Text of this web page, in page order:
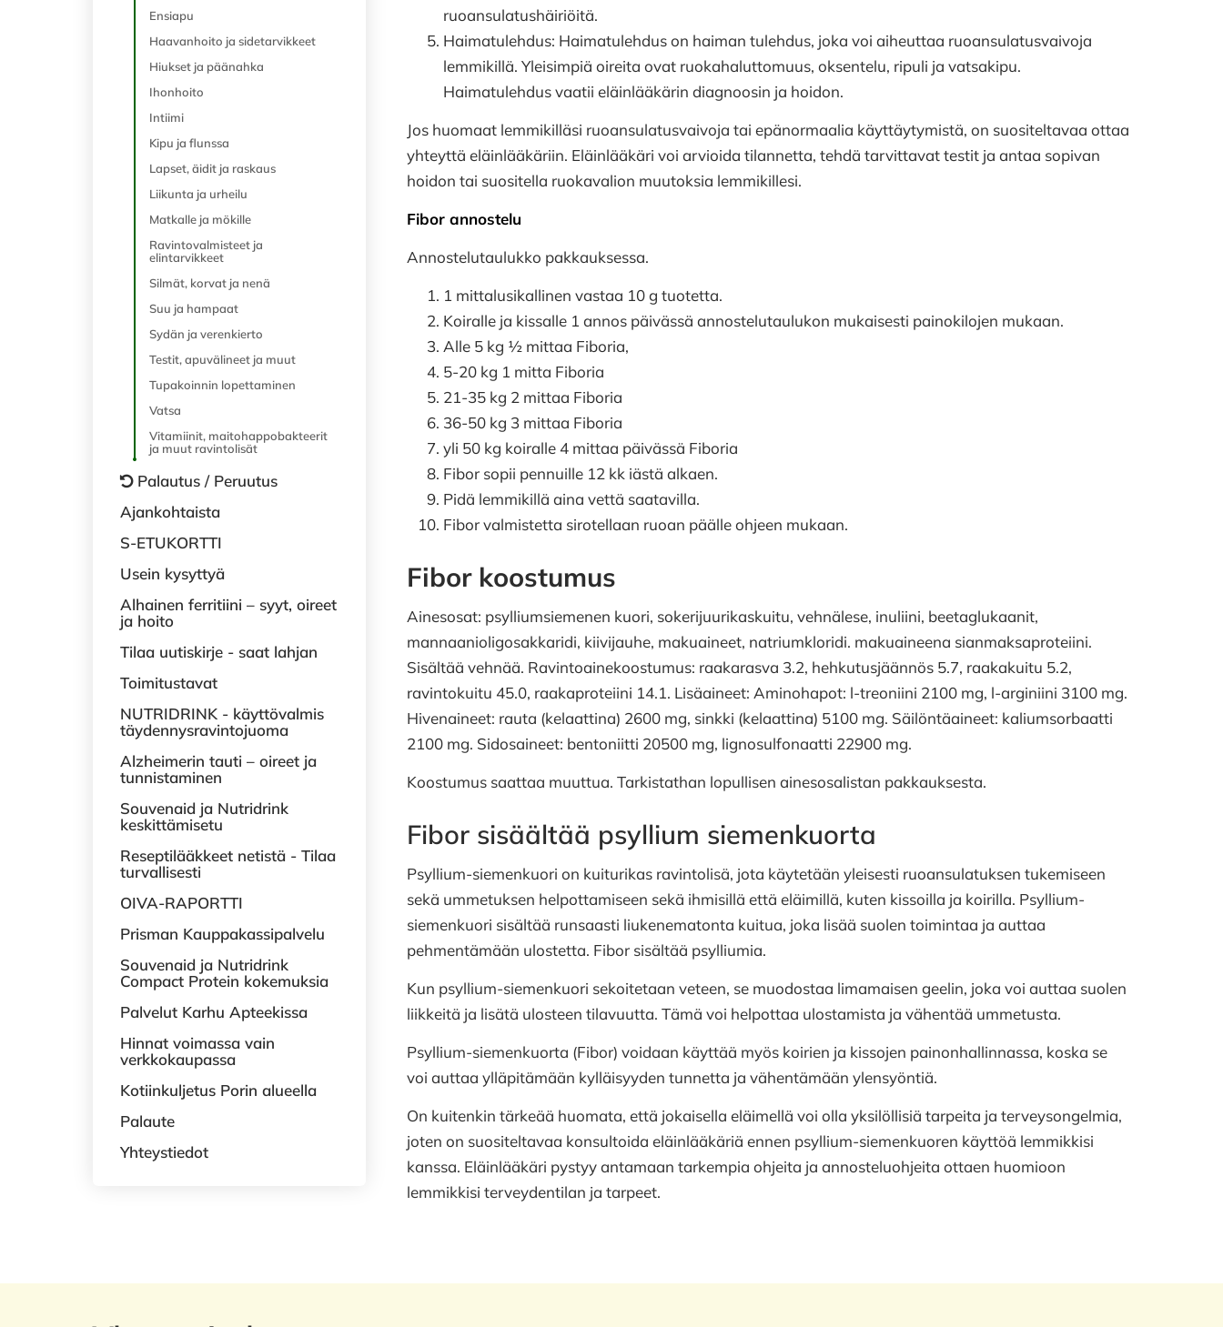
Ensiapu
Haavanhoito ja sidetarvikkeet
Hiukset ja päänahka
Ihonhoito
Intiimi
Kipu ja flunssa
Lapset, äidit ja raskaus
Liikunta ja urheilu
Matkalle ja mökille
Ravintovalmisteet ja
elintarvikkeet
Silmät, korvat ja nenä
Suu ja hampaat
Sydän ja verenkierto
Testit, apuvälineet ja muut
Tupakoinnin lopettaminen
Vatsa
Vitamiinit, maitohappobakteerit
ja muut ravintolisät
Palautus / Peruutus
Ajankohtaista
S-ETUKORTTI
Usein kysyttyä
Alhainen ferritiini – syyt, oireet
ja hoito
Tilaa uutiskirje - saat lahjan
Toimitustavat
NUTRIDRINK - käyttövalmis
täydennysravintojuoma
Alzheimerin tauti – oireet ja
tunnistaminen
Souvenaid ja Nutridrink
keskittämisetu
Reseptilääkkeet netistä - Tilaa
turvallisesti
OIVA-RAPORTTI
Prisman Kauppakassipalvelu
Souvenaid ja Nutridrink
Compact Protein kokemuksia
Palvelut Karhu Apteekissa
Hinnat voimassa vain
verkkokaupassa
Kotiinkuljetus Porin alueella
Palaute
Yhteystiedot
ruoansulatushäiriöitä.
Haimatulehdus: Haimatulehdus on haiman tulehdus, joka voi aiheuttaa ruoansulatusvaivoja
lemmikillä. Yleisimpiä oireita ovat ruokahaluttomuus, oksentelu, ripuli ja vatsakipu.
Haimatulehdus vaatii eläinlääkärin diagnoosin ja hoidon.
Jos huomaat lemmikilläsi ruoansulatusvaivoja tai epänormaalia käyttäytymistä, on suositeltavaa ottaa
yhteyttä eläinlääkäriin. Eläinlääkäri voi arvioida tilannetta, tehdä tarvittavat testit ja antaa sopivan
hoidon tai suositella ruokavalion muutoksia lemmikillesi.
Fibor annostelu
Annostelutaulukko pakkauksessa.
1 mittalusikallinen vastaa 10 g tuotetta.
Koiralle ja kissalle 1 annos päivässä annostelutaulukon mukaisesti painokilojen mukaan.
Alle 5 kg ½ mittaa Fiboria,
5-20 kg 1 mitta Fiboria
21-35 kg 2 mittaa Fiboria
36-50 kg 3 mittaa Fiboria
yli 50 kg koiralle 4 mittaa päivässä Fiboria
Fibor sopii pennuille 12 kk iästä alkaen.
Pidä lemmikillä aina vettä saatavilla.
Fibor valmistetta sirotellaan ruoan päälle ohjeen mukaan.
Fibor koostumus
Ainesosat: psylliumsiemenen kuori, sokerijuurikaskuitu, vehnälese, inuliini, beetaglukaanit,
mannaanioligosakkaridi, kiivijauhe, makuaineet, natriumkloridi. makuaineena sianmaksaproteiini.
Sisältää vehnää. Ravintoainekoostumus: raakarasva 3.2, hehkutusjäännös 5.7, raakakuitu 5.2,
ravintokuitu 45.0, raakaproteiini 14.1. Lisäaineet: Aminohapot: l-treoniini 2100 mg, l-arginiini 3100 mg.
Hivenaineet: rauta (kelaattina) 2600 mg, sinkki (kelaattina) 5100 mg. Säilöntäaineet: kaliumsorbaatti
2100 mg. Sidosaineet: bentoniitti 20500 mg, lignosulfonaatti 22900 mg.
Koostumus saattaa muuttua. Tarkistathan lopullisen ainesosalistan pakkauksesta.
Fibor sisäältää psyllium siemenkuorta
Psyllium-siemenkuori on kuiturikas ravintolisä, jota käytetään yleisesti ruoansulatuksen tukemiseen
sekä ummetuksen helpottamiseen sekä ihmisillä että eläimillä, kuten kissoilla ja koirilla. Psyllium-
siemenkuori sisältää runsaasti liukenematonta kuitua, joka lisää suolen toimintaa ja auttaa
pehmentämään ulostetta. Fibor sisältää psylliumia.
Kun psyllium-siemenkuori sekoitetaan veteen, se muodostaa limamaisen geelin, joka voi auttaa suolen
liikkeitä ja lisätä ulosteen tilavuutta. Tämä voi helpottaa ulostamista ja vähentää ummetusta.
Psyllium-siemenkuorta (Fibor) voidaan käyttää myös koirien ja kissojen painonhallinnassa, koska se
voi auttaa ylläpitämään kylläisyyden tunnetta ja vähentämään ylensyöntiä.
On kuitenkin tärkeää huomata, että jokaisella eläimellä voi olla yksilöllisiä tarpeita ja terveysongelmia,
joten on suositeltavaa konsultoida eläinlääkäriä ennen psyllium-siemenkuoren käyttöä lemmikkisi
kanssa. Eläinlääkäri pystyy antamaan tarkempia ohjeita ja annosteluohjeita ottaen huomioon
lemmikkisi terveydentilan ja tarpeet.